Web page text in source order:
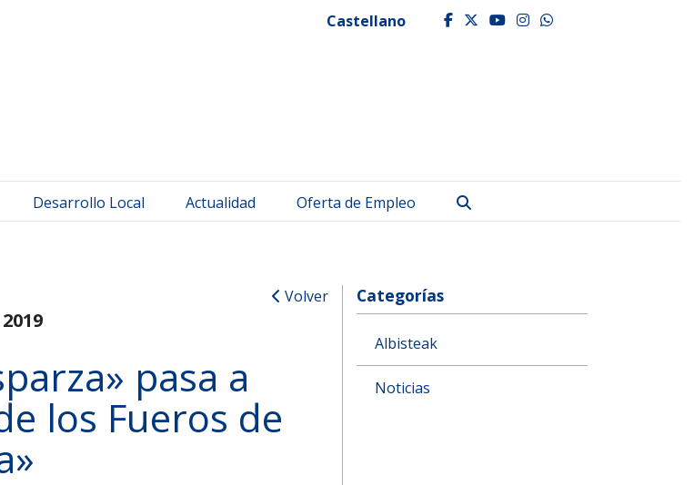
Castellano facebook
twitter
youtube
instagram
whatsapp
Desarrollo Local Actualidad Oferta de Empleo
Volver
pasa a
los Fueros de
Categorías
Albisteak
Noticias